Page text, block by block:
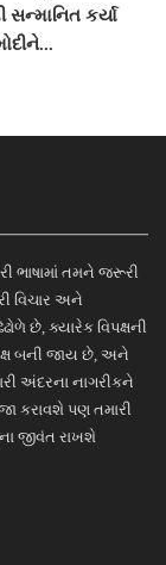
કર્યા
ભાષામાં તમને જરૂરી
વિચાર અને
છે, ક્યારેક વિપક્ષની
બની જાય છે, અને
અંદરના નાગરીકને
કરાવશે પણ તમારી
જીવંત રાખશે